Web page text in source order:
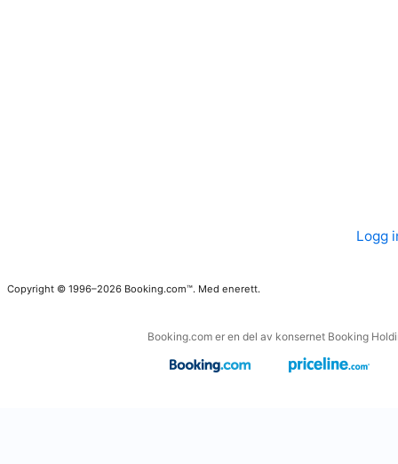
Logg
Copyright © 1996–2026 Booking.com™. Med enerett.
Booking.com er en del av konsernet Booking